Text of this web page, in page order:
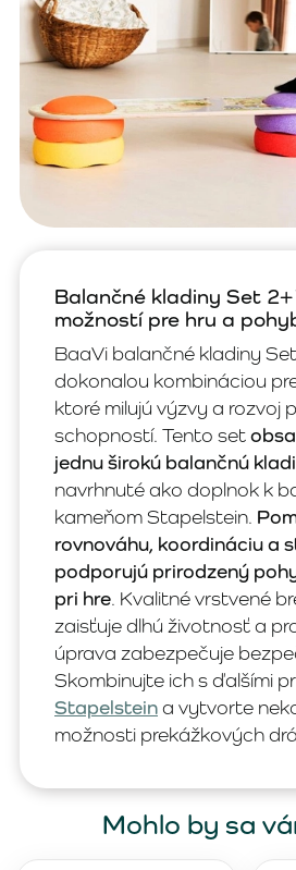
Balančné kladiny Set
možností pre hru a
BaaVi balančné kladiny
dokonalou kombináciou
ktoré milujú výzvy a rozvoj
schopností. Tento set
jednu širokú balančnú
navrhnuté ako doplnok k
kameňom Stapelstein.
rovnováhu, koordináciu a
podporujú prirodzený
pri hre. Kvalitné vrstvené
zaisťuje dlhú životnosť a
úprava zabezpečuje
Skombinujte ich s ďalšími
Stapelsteina vytvorte
možnosti prekážkových
Mohlo by sa